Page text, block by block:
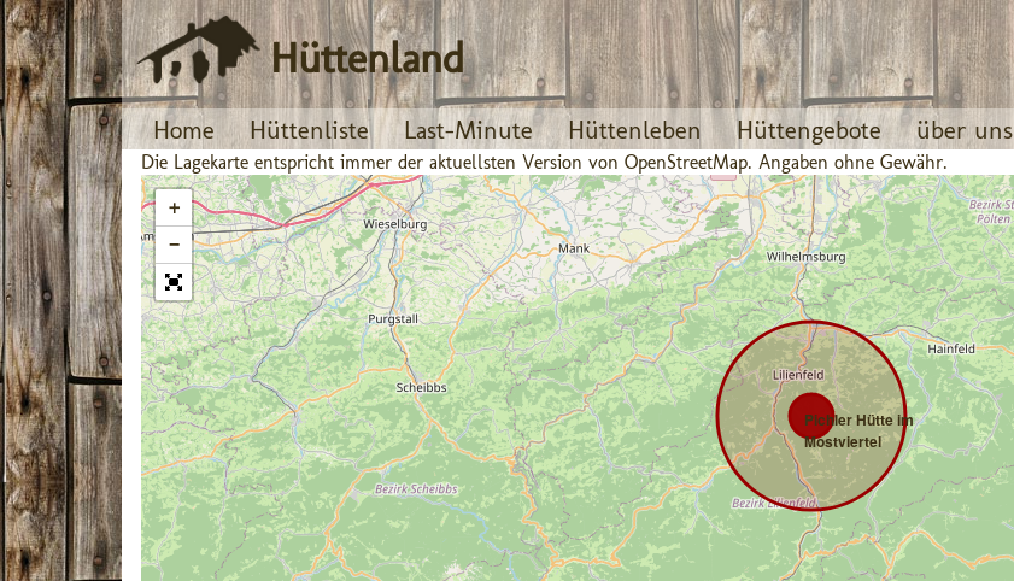
Hüttenland
Home Hüttenliste Last-Minute Hüttenleben Hüttengebote über uns
Die Lagekarte entspricht immer der aktuellsten Version von OpenStreetMap. Angaben ohne Gewähr.
Pichler Hütte im
Mostviertel
+
−